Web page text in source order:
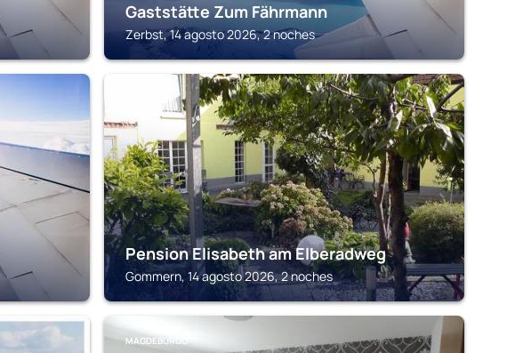
Gaststätte Zum Fährmann
Zerbst, 14 agosto 2026, 2 noches
Pension Elisabeth am Elberadweg
Gommern, 14 agosto 2026, 2 noches
MAGDEBURGO